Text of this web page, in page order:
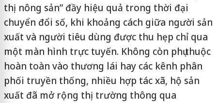
thị nông sản” đầy hiệu quả trong thời đại
chuyển đổi số, khi khoảng cách giữa người sản
xuất và người tiêu dùng được thu hẹp chỉ qua
một màn hình trực tuyến. Không còn phụ thuộc
hoàn toàn vào thương lái hay các kênh phân
phối truyền thống, nhiều hợp tác xã, hộ sản
xuất đã mở rộng thị trường thông qua